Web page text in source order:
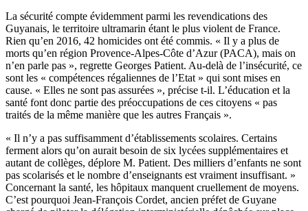
La sécurité compte évidemment parmi les revendications des
Guyanais, le territoire ultramarin étant le plus violent de France.
Rien qu’en 2016, 42 homicides ont été commis. « Il y a plus de
morts qu’en région Provence-Alpes-Côte d’Azur (PACA), mais on
n’en parle pas », regrette Georges Patient. Au-delà de l’insécurité, ce
sont les « compétences régaliennes de l’Etat » qui sont mises en
cause. « Elles ne sont pas assurées », précise t-il. L’éducation et la
santé font donc partie des préoccupations de ces citoyens « pas
traités de la même manière que les autres Français ».
« Il n’y a pas suffisamment d’établissements scolaires. Certains
ferment alors qu’on aurait besoin de six lycées supplémentaires et
autant de collèges, déplore M. Patient. Des milliers d’enfants ne sont
pas scolarisés et le nombre d’enseignants est vraiment insuffisant. »
Concernant la santé, les hôpitaux manquent cruellement de moyens.
C’est pourquoi Jean-François Cordet, ancien préfet de Guyane